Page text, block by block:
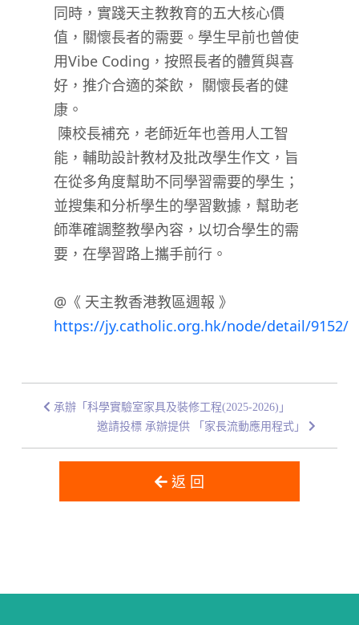
同時，實踐天主教教育的五大核心價
值，關懷長者的需要。學生早前也曾使
用Vibe Coding ，按照長者的體質與喜
好，推介合適的茶飲， 關懷長者的健
康。
陳校長補充，老師近年也善用人工智
能，輔助設計教材及批改學生作文，旨
在從多角度幫助不同學習需要的學生；
並搜集和分析學生的學習數據，幫助老
師準確調整教學內容，以切合學生的需
要，在學習路上攜手前行。
@ 《 天主教香港教區週報 》
https://jy.catholic.org.hk/node/detail/9152/
承辦「科學實驗室家具及裝修工程(2025-2026)」
邀請投標 承辦提供 「家長流動應用程式」
返 回